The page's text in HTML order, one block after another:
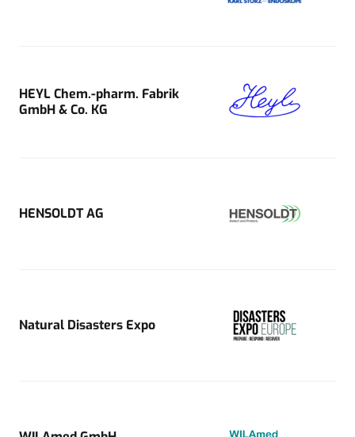
HEYL Chem.-pharm. Fabrik
GmbH & Co. KG
HENSOLDT AG
Natural Disasters Expo